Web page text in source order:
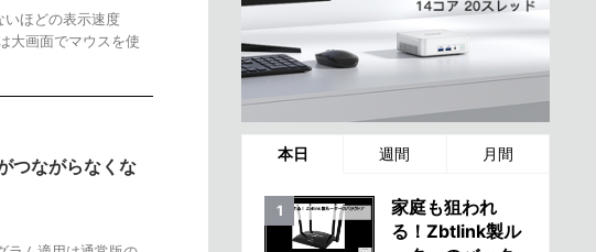
いほどの表示速度
大画面でマウスを使
つながらなくな
本日 週間 月間
家庭も狙われ
る！Zbtlink製ル